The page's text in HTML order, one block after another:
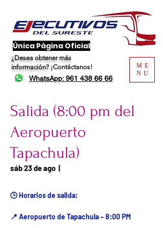
​Única Página Oficial
¿Desea obtener más
información? ¡Contáctanos!
WhatsApp: 961 438 66 66
ME
NU
Salida (8:00 pm del
Aeropuerto
Tapachula)
sáb 23 de ago
  |
🕒 Horarios de salida:
📍 Aeropuerto de Tapachula – 8:00 PM